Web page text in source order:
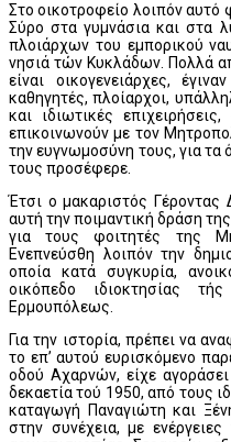
Στο οικοτροφείο λοιπόν
Σύρο στα γυμνάσια και στα
πλοιάρχων του εμπορικού
νησιά τών Κυκλάδων. Πολλά
είναι οικογενειάρχες,
καθηγητές, πλοίαρχοι,
και ιδιωτικές
επικοινωνούν με τον
την ευγνωμοσύνη τους, για τα
τους προσέφερε.
Έτσι ο μακαριστός Γέροντας
αυτή την ποιμαντική δράση
για τους φοιτητές της
Ενεπνεύσθη λοιπόν την
οποία κατά συγκυρία,
οικόπεδο ιδιοκτησίας
Ερμουπόλεως.
Για την ιστορία, πρέπει να
το επ’ αυτού ευρισκόμενο
οδού Αχαρνών, είχε
δεκαετία τού 1950, από τους
καταγωγή Παναγιώτη και
στην συνέχεια, με